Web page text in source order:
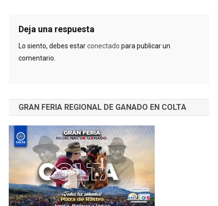
Deja una respuesta
Lo siento, debes estarconectado para publicar un
comentario.
GRAN FERIA REGIONAL DE GANADO EN COLTA